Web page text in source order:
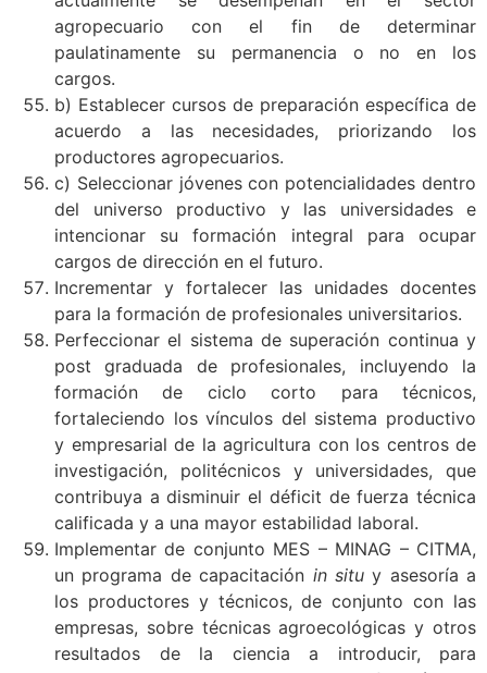
agropecuario con el fin de determinar
paulatinamente su permanencia o no en los
cargos.
b) Establecer cursos de preparación específica de
acuerdo a las necesidades, priorizando los
productores agropecuarios.
c) Seleccionar jóvenes con potencialidades dentro
del universo productivo y las universidades e
intencionar su formación integral para ocupar
cargos de dirección en el futuro.
Incrementar y fortalecer las unidades docentes
para la formación de profesionales universitarios.
Perfeccionar el sistema de superación continua y
post graduada de profesionales, incluyendo la
formación de ciclo corto para técnicos,
fortaleciendo los vínculos del sistema productivo
y empresarial de la agricultura con los centros de
investigación, politécnicos y universidades, que
contribuya a disminuir el déficit de fuerza técnica
calificada y a una mayor estabilidad laboral.
Implementar de conjunto MES – MINAG – CITMA,
un programa de capacitación in situy asesoría a
los productores y técnicos, de conjunto con las
empresas, sobre técnicas agroecológicas y otros
resultados de la ciencia a introducir, para